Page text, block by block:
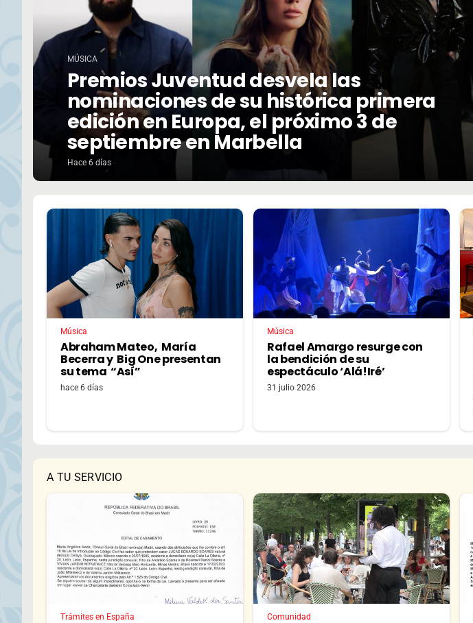
MÚSICA
Premios Juventud desvela las
nominaciones de su histórica primera
edición en Europa, el próximo 3 de
septiembre en Marbella
Hace 6 días
Música
Abraham Mateo, María
Becerra y Big One presentan
su tema “Así”
hace 6 días
Música
Rafael Amargo resurge con
la bendición de su
espectáculo ‘Alá!Iré’
31 julio 2026
A TU SERVICIO
Trámites en España Comunidad